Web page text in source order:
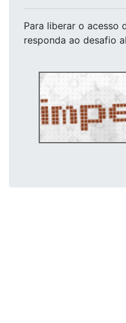
Para liberar o acesso
responda ao desafio